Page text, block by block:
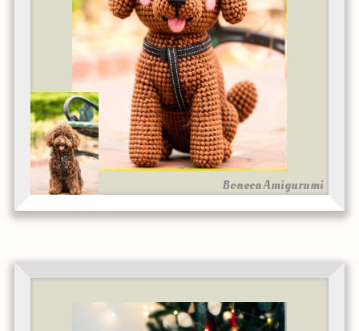
Boneca Amigurumi